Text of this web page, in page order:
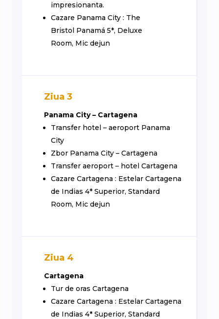
impresionanta.
Cazare Panama City : The
Bristol Panamá 5*, Deluxe
Room, Mic dejun
Ziua 3
Panama City – Cartagena
Transfer hotel – aeroport Panama
City
Zbor Panama City – Cartagena
Transfer aeroport – hotel Cartagena
Cazare Cartagena : Estelar Cartagena
de Indias 4* Superior, Standard
Room, Mic dejun
Ziua 4
Cartagena
Tur de oras Cartagena
Cazare Cartagena : Estelar Cartagena
de Indias 4* Superior, Standard